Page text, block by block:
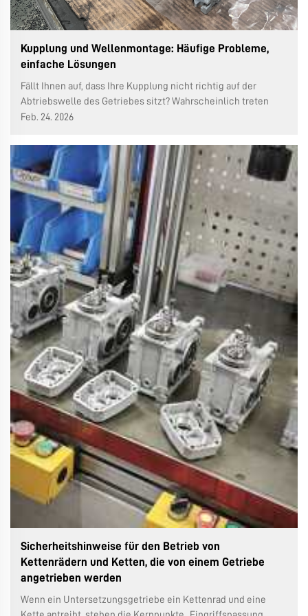
Kupplung und Wellenmontage: Häufige Probleme,
einfache Lösungen
Fällt Ihnen auf, dass Ihre Kupplung nicht richtig auf der
Abtriebswelle des Getriebes sitzt? Wahrscheinlich treten
dann Vibrationen, ungewöhnliche Geräusche oder ein
Kein Grund zur Überkomplizierung – hier sind die häufigsten
Ursachen und was dagegen hilft...
Feb. 24. 2026
Sicherheitshinweise für den Betrieb von
Kettenrädern und Ketten, die von einem Getriebe
angetrieben werden
Wenn ein Untersetzungsgetriebe ein Kettenrad und eine